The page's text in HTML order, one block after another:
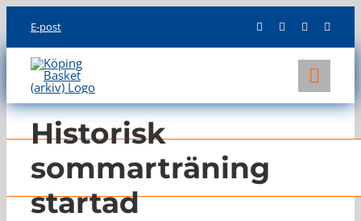
content
E-post
KLUBBEN
INFO
Historisk
sommarträning
startad